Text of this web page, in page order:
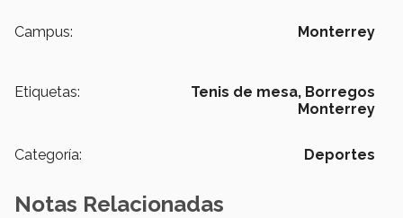
Campus: Monterrey
Etiquetas: Tenis de mesa, Borregos
Monterrey
Categoría: Deportes
Notas Relacionadas